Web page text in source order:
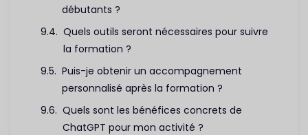
débutants ?
Quels outils seront nécessaires pour suivre
la formation ?
Puis-je obtenir un accompagnement
personnalisé après la formation ?
Quels sont les bénéfices concrets de
ChatGPT pour mon activité ?